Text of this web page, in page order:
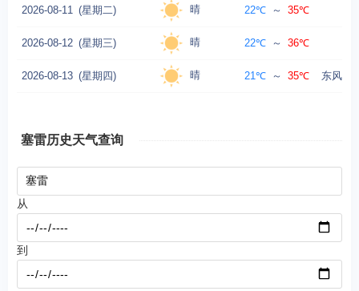
2026-08-11 (星期二) 晴 22℃ ～ 35℃
2026-08-12 (星期三) 晴 22℃ ～ 36℃
2026-08-13 (星期四) 晴 21℃ ～ 35℃ 东风转
塞雷历史天气查询
从
到